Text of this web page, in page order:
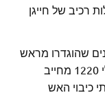
רכיב של חייגן
שהוגדרו מראש
במערכת. בחלק מהמקרים, התקן הישראלי 1220 מחייב
כיבוי האש